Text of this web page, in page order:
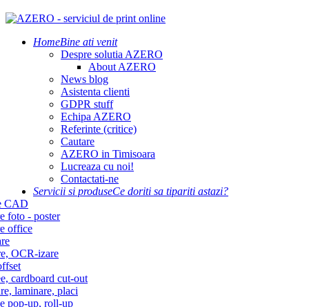
HomeBine ati venit
Despre solutia AZERO
About AZERO
News blog
Asistenta clienti
GDPR stuff
Echipa AZERO
Referinte (critice)
Cautare
AZERO in Timisoara
Lucreaza cu noi!
Contactati-ne
Servicii si produseCe doriti sa tipariti astazi?
CAD
foto - poster
office
OCR-izare
cardboard cut-out
laminare, placi
pop-up, roll-up